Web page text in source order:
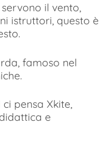
il vento,
istruttori, questo è
famoso nel
pensa Xkite,
e